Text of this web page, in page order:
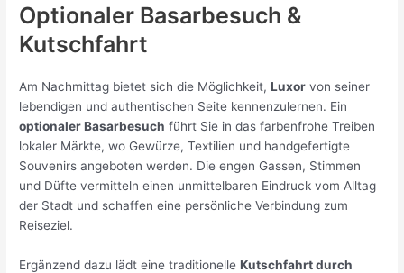
Optionaler Basarbesuch &
Kutschfahrt
Am Nachmittag bietet sich die Möglichkeit,Luxor von seiner
lebendigen und authentischen Seite kennenzulernen. Ein
optionaler Basarbesuch führt Sie in das farbenfrohe Treiben
lokaler Märkte, wo Gewürze, Textilien und handgefertigte
Souvenirs angeboten werden. Die engen Gassen, Stimmen
und Düfte vermitteln einen unmittelbaren Eindruck vom Alltag
der Stadt und schaffen eine persönliche Verbindung zum
Reiseziel.
Ergänzend dazu lädt eine traditionelleKutschfahrt durch